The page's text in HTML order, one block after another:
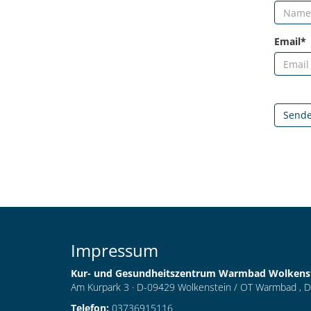
Email*
Impressum
Kur- und Gesundheitszentrum Warmbad
Am Kurpark 3 · D-09429 Wolkenstein / OT Warmbad ,
Telefon: 03736915116